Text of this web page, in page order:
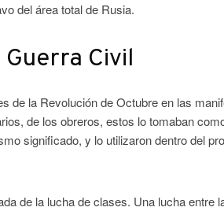
del área total de Rusia.
Civil
de la Revolución de Octubre en las
de los obreros, estos lo tomaban
significado, y lo utilizaron dentro del
de la lucha de clases. Una lucha entre